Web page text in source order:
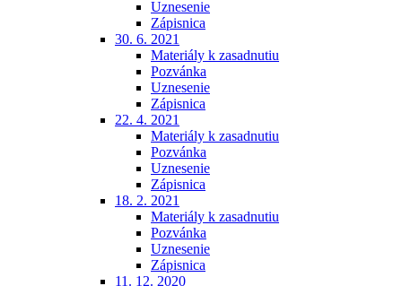
Uznesenie
Zápisnica
30. 6. 2021
Materiály k zasadnutiu
Pozvánka
Uznesenie
Zápisnica
22. 4. 2021
Materiály k zasadnutiu
Pozvánka
Uznesenie
Zápisnica
18. 2. 2021
Materiály k zasadnutiu
Pozvánka
Uznesenie
Zápisnica
11. 12. 2020